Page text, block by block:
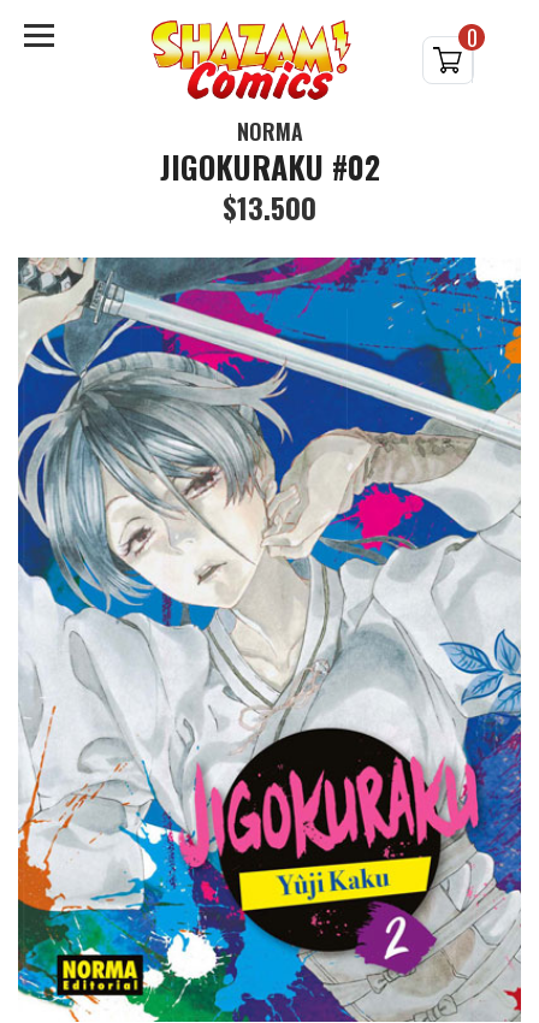
0
NORMA
JIGOKURAKU #02
$13.500